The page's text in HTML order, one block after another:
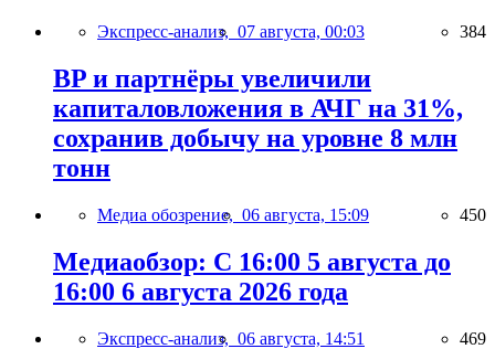
Экспресс-анализ, 07 августа, 00:03 384
BP и партнёры увеличили
капиталовложения в АЧГ на 31%,
сохранив добычу на уровне 8 млн
тонн
Медиа обозрение, 06 августа, 15:09 450
Медиаобзор: С 16:00 5 августа до
16:00 6 августа 2026 года
Экспресс-анализ, 06 августа, 14:51 469